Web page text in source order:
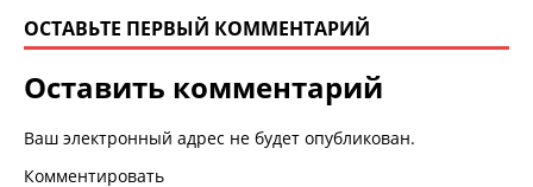
ОСТАВЬТЕ ПЕРВЫЙ КОММЕНТАРИЙ
Оставить комментарий
Ваш электронный адрес не будет опубликован.
Комментировать